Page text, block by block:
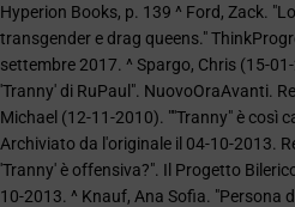
Hyperion Books, p. 139 ^ Ford, Zack.
transgender e drag queens."
settembre 2017. ^ Spargo, Chris (15-
'Tranny' di RuPaul". NuovoOraAvanti.
Michael (12-11-2010). ""Tranny" è così
Archiviato da l'originale il 04-10-2013.
'Tranny' è offensiva?". Il Progetto
10-2013. ^ Knauf, Ana Sofia. "Persona